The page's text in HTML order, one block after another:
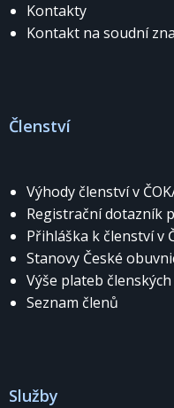
Kontakty
Kontakt na soudní
Členství
Výhody členství v
Registrační dotazník
Přihláška k členství v
Stanovy České
Výše plateb
Seznam členů
Služby